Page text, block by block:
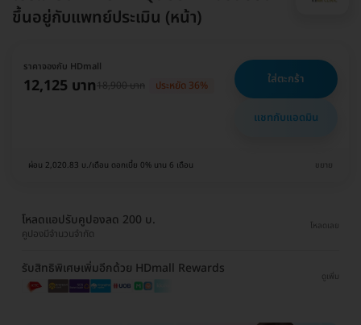
ขึ้นอยู่กับแพทย์ประเมิน (หน้า)
ราคาจองกับ HDmall
12,125 บาท18,900 บาท ประหยัด 36% ใส่ตะกร้า
แชทกับแอดมิน
ผ่อน 2,020.83 บ./เดือน ดอกเบี้ย 0% นาน 6 เดือน ขยาย
โหลดแอปรับคูปองลด 200 บ.
คูปองมีจำนวนจำกัด
โหลดเลย
รับสิทธิพิเศษเพิ่มอีกด้วย HDmall Rewards
ดูเพิ่ม